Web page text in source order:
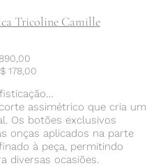
Tricoline Camille
178,00
assimétrico que cria um
Os botões exclusivos
onças aplicados na parte
à peça, permitindo
diversas ocasiões.